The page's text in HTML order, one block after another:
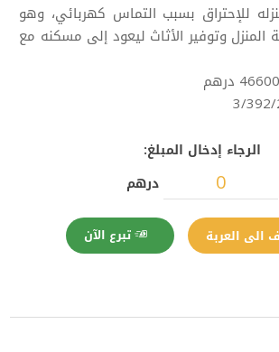
للإحتراق بسبب التماس كهربائي، وهو
المنزل وتوفير الأثاث ليعود إلى مسكنه مع
الرجاء إدخال المبلغ:
درهم